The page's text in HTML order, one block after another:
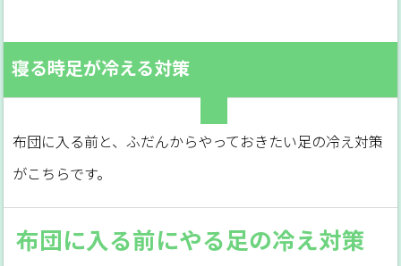
寝る時足が冷える対策
布団に入る前と、ふだんからやっておきたい足の冷え対策
がこちらです。
布団に入る前にやる足の冷え対策